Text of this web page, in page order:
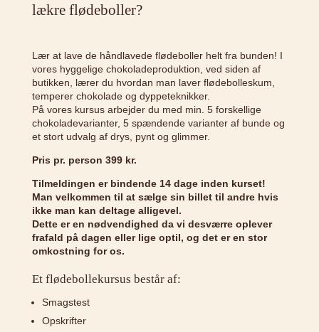
lækre flødeboller?
Lær at lave de håndlavede flødeboller helt fra bunden! I
vores hyggelige chokoladeproduktion, ved siden af
butikken, lærer du hvordan man laver flødebolleskum,
temperer chokolade og dyppeteknikker.
På vores kursus arbejder du med min. 5 forskellige
chokoladevarianter, 5 spændende varianter af bunde og
et stort udvalg af drys, pynt og glimmer.
Pris pr. person 399 kr.
Tilmeldingen er bindende 14 dage inden kurset!
Man velkommen til at sælge sin billet til andre hvis
ikke man kan deltage alligevel.
Dette er en nødvendighed da vi desværre oplever
frafald på dagen eller lige optil, og det er en stor
omkostning for os.
Et flødebollekursus består af:
Smagstest
Opskrifter